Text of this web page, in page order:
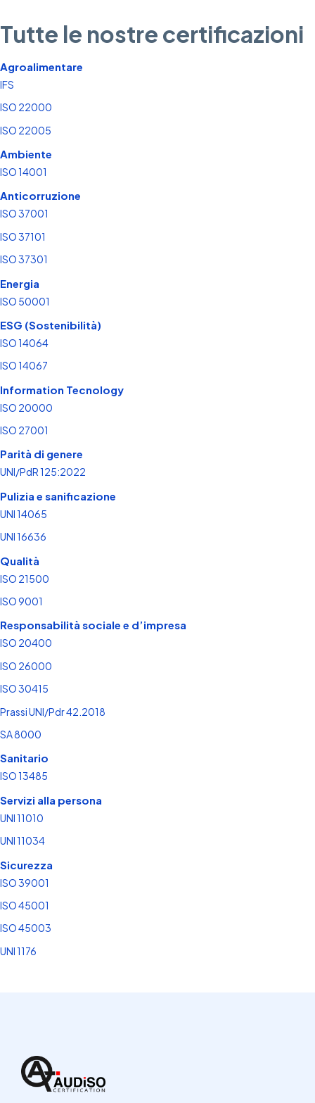
Tutte le nostre certificazioni
Agroalimentare
IFS
ISO 22000
ISO 22005
Ambiente
ISO 14001
Anticorruzione
ISO 37001
ISO 37101
ISO 37301
Energia
ISO 50001
ESG (Sostenibilità)
ISO 14064
ISO 14067
Information Tecnology
ISO 20000
ISO 27001
Parità di genere
UNI/PdR 125:2022
Pulizia e sanificazione
UNI 14065
UNI 16636
Qualità
ISO 21500
ISO 9001
Responsabilità sociale e d’impresa
ISO 20400
ISO 26000
ISO 30415
Prassi UNI/Pdr 42.2018
SA 8000
Sanitario
ISO 13485
Servizi alla persona
UNI 11010
UNI 11034
Sicurezza
ISO 39001
ISO 45001
ISO 45003
UNI 1176